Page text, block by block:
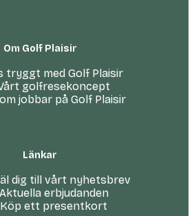
Om Golf Plaisir
tryggt med Golf Plaisir
golfresekoncept
jobbar på Golf Plaisir
Länkar
dig till vårt nyhetsbrev
Aktuella erbjudanden
Köp ett presentkort